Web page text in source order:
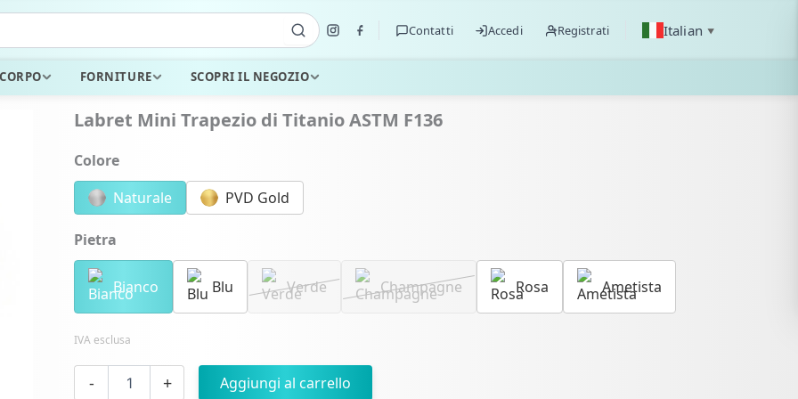
Contatti Accedi Registrati Italian ▼
FORNITURE SCOPRI IL NEGOZIO
Labret Mini Trapezio di Titanio ASTM F136
Colore
Naturale
PVD Gold
Pietra
Bianco Blu Verde Champagne Rosa Ametista
IVA esclusa
-
Mini
+ Aggiungi al carrello